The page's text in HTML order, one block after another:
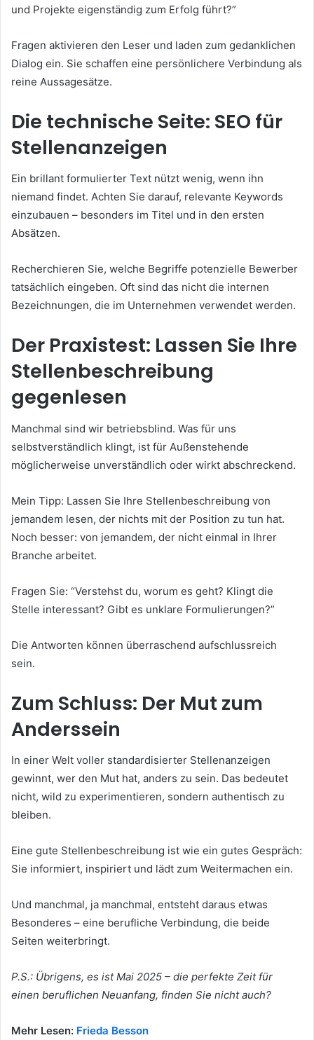
und Projekte eigenständig zum Erfolg führt?”
Fragen aktivieren den Leser und laden zum gedanklichen
Dialog ein. Sie schaffen eine persönlichere Verbindung als
reine Aussagesätze.
Die technische Seite: SEO für
Stellenanzeigen
Ein brillant formulierter Text nützt wenig, wenn ihn
niemand findet. Achten Sie darauf, relevante Keywords
einzubauen – besonders im Titel und in den ersten
Absätzen.
Recherchieren Sie, welche Begriffe potenzielle Bewerber
tatsächlich eingeben. Oft sind das nicht die internen
Bezeichnungen, die im Unternehmen verwendet werden.
Der Praxistest: Lassen Sie Ihre
Stellenbeschreibung
gegenlesen
Manchmal sind wir betriebsblind. Was für uns
selbstverständlich klingt, ist für Außenstehende
möglicherweise unverständlich oder wirkt abschreckend.
Mein Tipp: Lassen Sie Ihre Stellenbeschreibung von
jemandem lesen, der nichts mit der Position zu tun hat.
Noch besser: von jemandem, der nicht einmal in Ihrer
Branche arbeitet.
Fragen Sie: “Verstehst du, worum es geht? Klingt die
Stelle interessant? Gibt es unklare Formulierungen?”
Die Antworten können überraschend aufschlussreich
sein.
Zum Schluss: Der Mut zum
Anderssein
In einer Welt voller standardisierter Stellenanzeigen
gewinnt, wer den Mut hat, anders zu sein. Das bedeutet
nicht, wild zu experimentieren, sondern authentisch zu
bleiben.
Eine gute Stellenbeschreibung ist wie ein gutes Gespräch:
Sie informiert, inspiriert und lädt zum Weitermachen ein.
Und manchmal, ja manchmal, entsteht daraus etwas
Besonderes – eine berufliche Verbindung, die beide
Seiten weiterbringt.
P.S.: Übrigens, es ist Mai 2025 – die perfekte Zeit für
einen beruflichen Neuanfang, finden Sie nicht auch?
Mehr Lesen: Frieda Besson